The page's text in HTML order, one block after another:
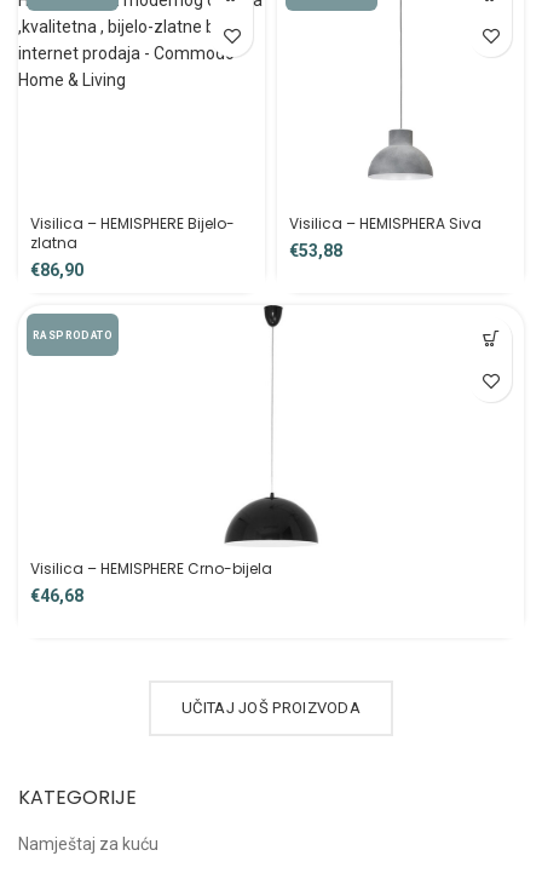
KATEGORIJE
Namještaj za kuću
Visilica – HEMISPHERE Bijelo-
zlatna
€
Visilica – HEMISPHERA Siva
€
RASPRODATO
Visilica – HEMISPHERE Crno-bijela
€
UČITAJ JOŠ PROIZVODA